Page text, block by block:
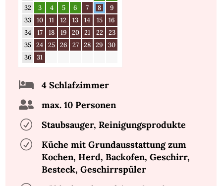
32
3 4 5 6 7 8
9
33
10 11 12 13 14 15
16
34
17 18 19 20 21 22
23
35
24 25 26 27 28 29
30
36
31
 4 Schlafzimmer
 max. 10 Personen
R Staubsauger, Reinigungsprodukte
R
Küche mit Grundausstattung zum
Kochen, Herd, Backofen, Geschirr,
Besteck, Geschirrspüler